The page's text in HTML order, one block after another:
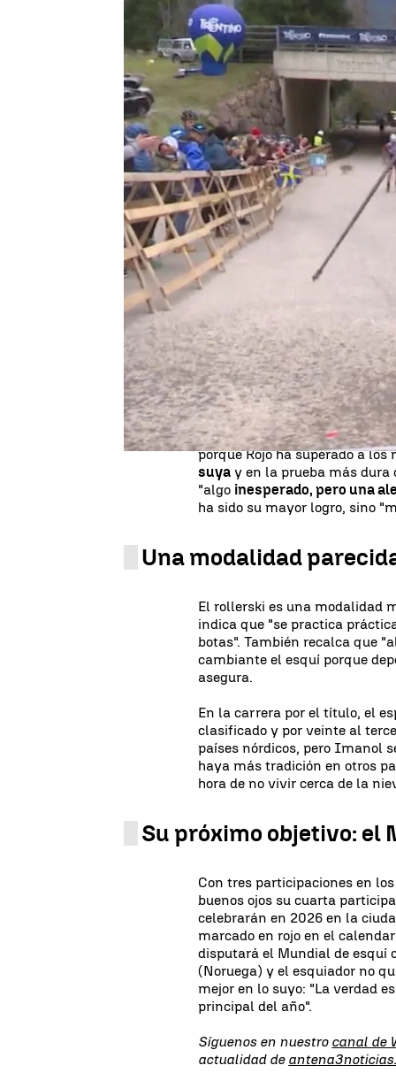
Daniel Valares
Publicado:21 de septiembre de 2024, 18:50
Durante la temporada
por su similitud con el esquí
campeonatos venideros con
Ha superado a los
El pasado 15 de septiembre,
celebrado en Va di Fiemme
porque Rojo ha superado a
suya y en la prueba más dura
"algo inesperado, pero una
ha sido su mayor logro, sino
Una modalidad
El rollerski es una modalidad
indica que "se practica
botas". También recalca que
cambiante el esquí porque
asegura.
En la carrera por el título, el
clasificado y por veinte al
países nórdicos, pero Imanol
haya más tradición en otros
hora de no vivir cerca de la
Su próximo objetivo: el
Con tres participaciones en
buenos ojos su cuarta
celebrarán en 2026 en la
marcado en rojo en el
disputará el Mundial de esquí
(Noruega) y el esquiador no
mejor en lo suyo: "La verdad
principal del año".
Síguenos en nuestro canal de
actualidad de